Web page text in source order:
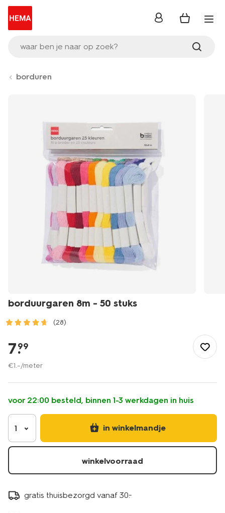
waar ben je naar op zoek?
inloggen
borduren
borduurgaren 8m - 50 stuks
(28)
hobby/handwerken/borduren/borduurgaren-
8m-
-
stuks-
7.
99
€1.–/meter
voor 22:00 besteld, binnen 1-3 werkdagen in huis
1 in winkelmandje
winkelvoorraad
gratis thuisbezorgd vanaf 30.-